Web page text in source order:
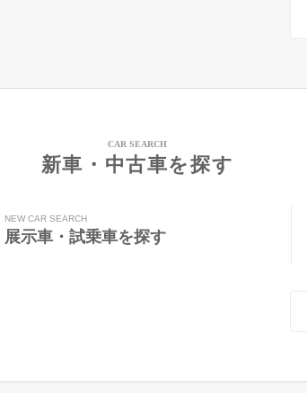
CAR SEARCH
新車・中古車を探す
NEW CAR SEARCH
展示車・試乗車を探す